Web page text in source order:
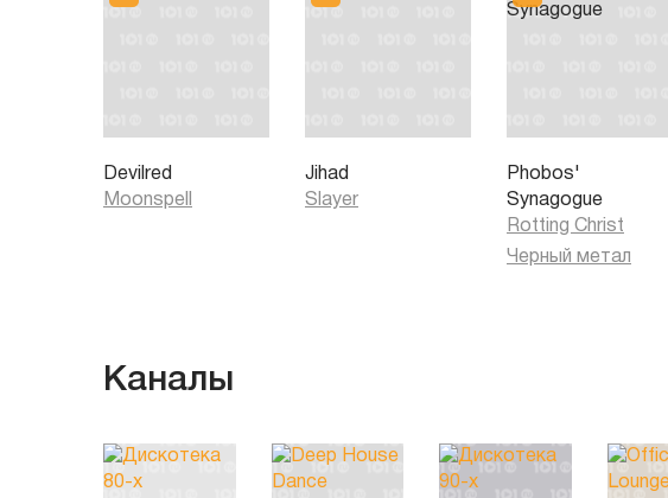
Devilred
Moonspell
Jihad
Slayer
Phobos'
Synagogue
Rotting Christ
Черный метал
Каналы